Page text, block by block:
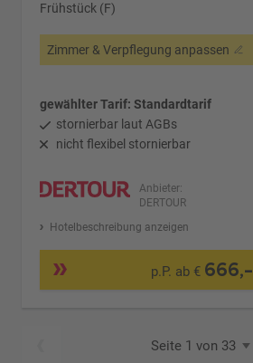
Frühstück (F)
Zimmer & Verpflegung anpassen
gewählter Tarif: Standardtarif
stornierbar laut AGBs
nicht flexibel stornierbar
Anbieter:
DERTOUR
Hotelbeschreibung anzeigen
p.P. ab € 666,-
Seite 1 von 33